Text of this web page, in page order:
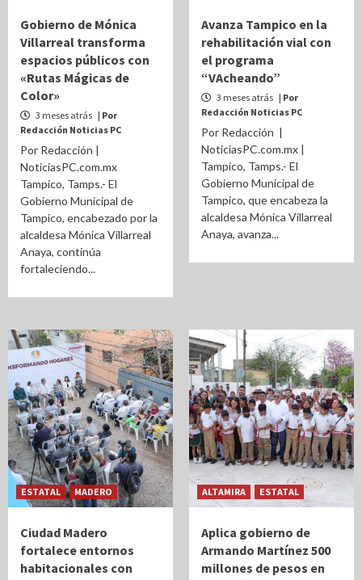
Gobierno de Mónica
Villarreal transforma
espacios públicos con
«Rutas Mágicas de
Color»
3 meses atrás | Por
Redacción Noticias PC
Por Redacción |
NoticiasPC.com.mx
Tampico, Tamps.- El
Gobierno Municipal de
Tampico, encabezado por la
alcaldesa Mónica Villarreal
Anaya, continúa
fortaleciendo...
Avanza Tampico en la
rehabilitación vial con
el programa
“VAcheando”
3 meses atrás | Por
Redacción Noticias PC
Por Redacción |
NoticiasPC.com.mx |
Tampico, Tamps.- El
Gobierno Municipal de
Tampico, que encabeza la
alcaldesa Mónica Villarreal
Anaya, avanza...
ESTATAL MADERO
Ciudad Madero
fortalece entornos
habitacionales con
ALTAMIRA ESTATAL
Aplica gobierno de
Armando Martínez 500
millones de pesos en